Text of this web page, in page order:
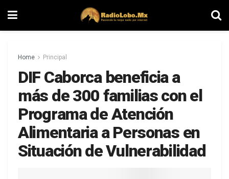
Home Principal
DIF Caborca beneficia a
más de 300 familias con el
Programa de Atención
Alimentaria a Personas en
Situación de Vulnerabilidad